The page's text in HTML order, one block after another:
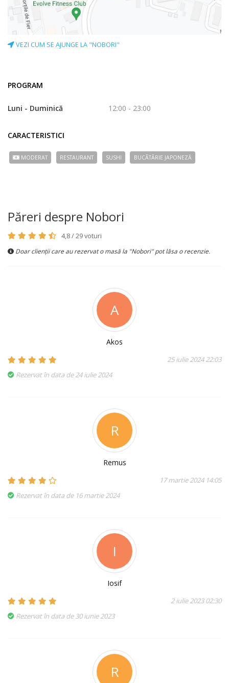
VEZI CUM SE AJUNGE LA "NOBORI"
PROGRAM
Luni - Duminică 12:00 - 23:00
CARACTERISTICI
MODERAT RESTAURANT SUSHI BUCÃTÃRIE JAPONEZĂ
Păreri despre Nobori
4,8 / 29 voturi
Doar clienții care au rezervat o masă la "Nobori" pot lăsa o recenzie.
A
Akos
25 iulie 2024 22:03
Rezervat în data de 24 iulie 2024
R
Remus
17 martie 2024 14:05
Rezervat în data de 16 martie 2024
I
Iosif
2 iulie 2023 02:30
Rezervat în data de 30 iunie 2023
R